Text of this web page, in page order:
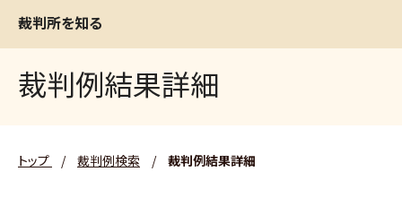
裁判所を知る
裁判例結果詳細
トップ / 裁判例検索 / 裁判例結果詳細